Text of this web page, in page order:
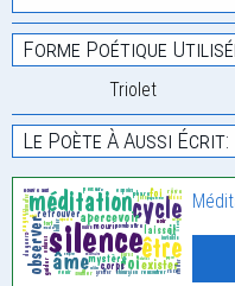
Forme Poétique
Triolet
Le Poète À Aussi Écrit: